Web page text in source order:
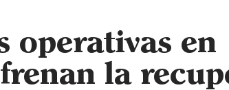
operativas en
la